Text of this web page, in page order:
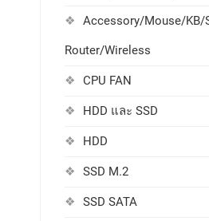
Accessory/Mouse/KB/
Router/Wireless
CPU FAN
HDD และ SSD
HDD
SSD M.2
SSD SATA